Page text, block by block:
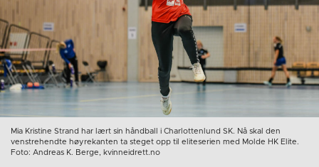
Mia Kristine Strand har lært sin håndball i Charlottenlund SK. Nå skal den
venstrehendte høyrekanten ta steget opp til eliteserien med Molde HK Elite.
Foto: Andreas K. Berge, kvinneidrett.no